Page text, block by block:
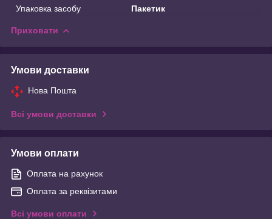
Упаковка засобу
Пакетик
Приховати
Умови доставки
Нова Пошта
Всі умови доставки
Умови оплати
Оплата на рахунок
Оплата за реквізитами
Всі умови оплати